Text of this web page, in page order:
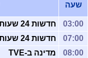
שעה
03:00
חדשות 24 שעות
07:00
חדשות 24 שעות
08:00
מדינה ב-TVE